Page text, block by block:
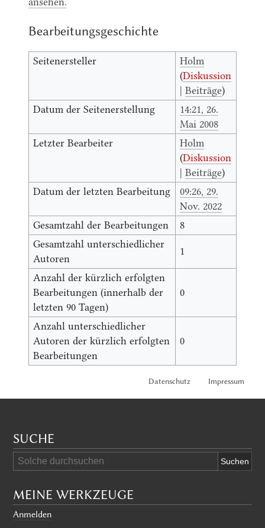
Bearbeitungsgeschichte
Seitenersteller
Holm
(Diskussion
|Beiträge)
Datum der Seitenerstellung
14:21, 26.
Mai 2008
Letzter Bearbeiter
Holm
(Diskussion
|Beiträge)
Datum der letzten Bearbeitung
09:26, 29.
Nov. 2022
Gesamtzahl der Bearbeitungen
8
Gesamtzahl unterschiedlicher
Autoren
1
Anzahl der kürzlich erfolgten
Bearbeitungen (innerhalb der
letzten 90 Tagen)
0
Anzahl unterschiedlicher
Autoren der kürzlich erfolgten
Bearbeitungen
0
Datenschutz Impressum
SUCHE
MEINE WERKZEUGE
Anmelden